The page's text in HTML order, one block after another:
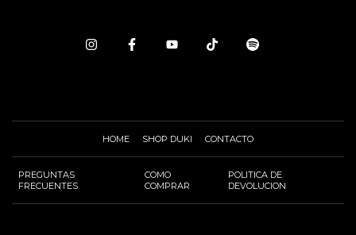
HOME SHOP DUKI CONTACTO
PREGUNTAS
FRECUENTES
COMO
COMPRAR
POLITICA DE
DEVOLUCION